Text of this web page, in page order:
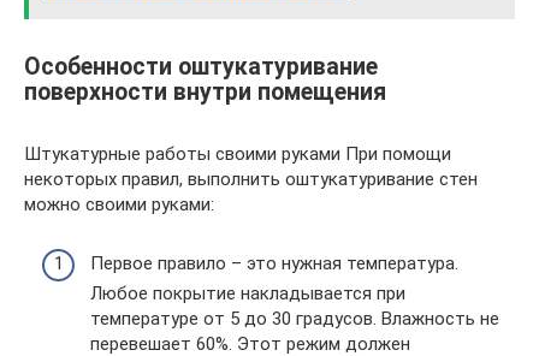
Особенности оштукатуривание
поверхности внутри помещения
Штукатурные работы своими руками При помощи
некоторых правил, выполнить оштукатуривание стен
можно своими руками:
Первое правило – это нужная температура.
Любое покрытие накладывается при
температуре от 5 до 30 градусов. Влажность не
перевешает 60%. Этот режим должен